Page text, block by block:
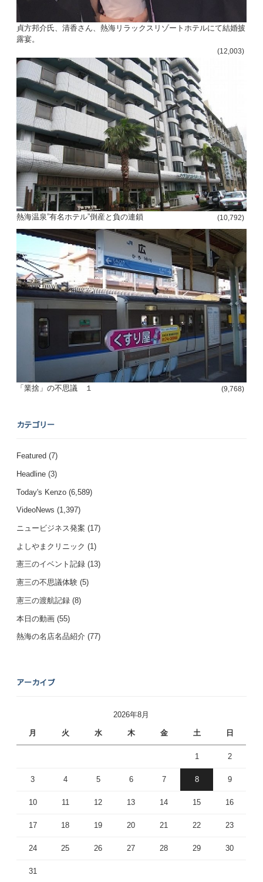
貞方邦介氏、清香さん、熱海リラックスリゾートホテルにて結婚披
露宴。
(12,003)
熱海温泉”有名ホテル”倒産と負の連鎖 (10,792)
「業捨」の不思議 １ (9,768)
カテゴリー
Featured (7)
Headline (3)
Today's Kenzo (6,589)
VideoNews (1,397)
ニュービジネス発案 (17)
よしやまクリニック (1)
憲三のイベント記録 (13)
憲三の不思議体験 (5)
憲三の渡航記録 (8)
本日の動画 (55)
熱海の名店名品紹介 (77)
アーカイブ
2026年8月
月 火 水 木 金 土 日
1 2
3 4 5 6 7 8 9
10 11 12 13 14 15 16
17 18 19 20 21 22 23
24 25 26 27 28 29 30
31